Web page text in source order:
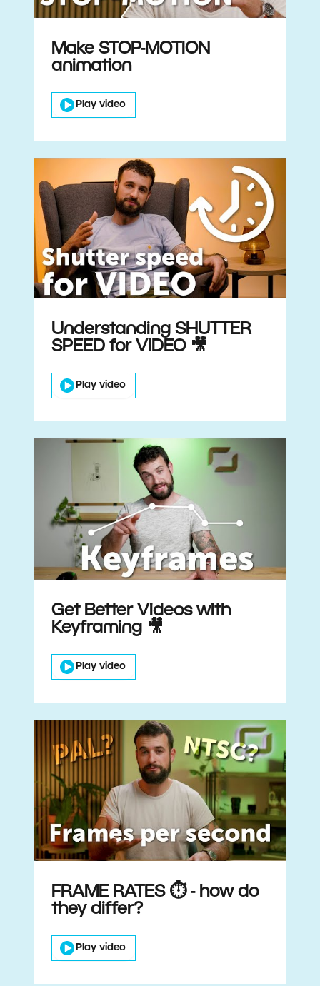
Make STOP-MOTION
animation
Play video
Understanding SHUTTER
SPEED for VIDEO 🎥
Play video
Get Better Videos with
Keyframing 🎥
Play video
FRAME RATES ⏱️ - how do
they differ?
Play video